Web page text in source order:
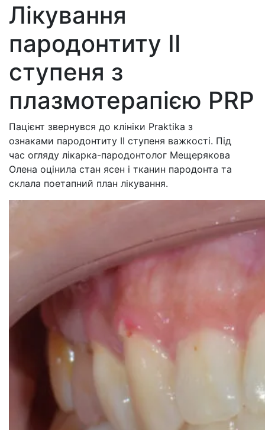
Лікування
пародонтиту ІІ
ступеня з
плазмотерапією PRP
Пацієнт звернувся до клініки Praktika з
ознаками пародонтиту ІІ ступеня важкості. Під
час огляду лікарка-пародонтолог Мещерякова
Олена оцінила стан ясен і тканин пародонта та
склала поетапний план лікування.